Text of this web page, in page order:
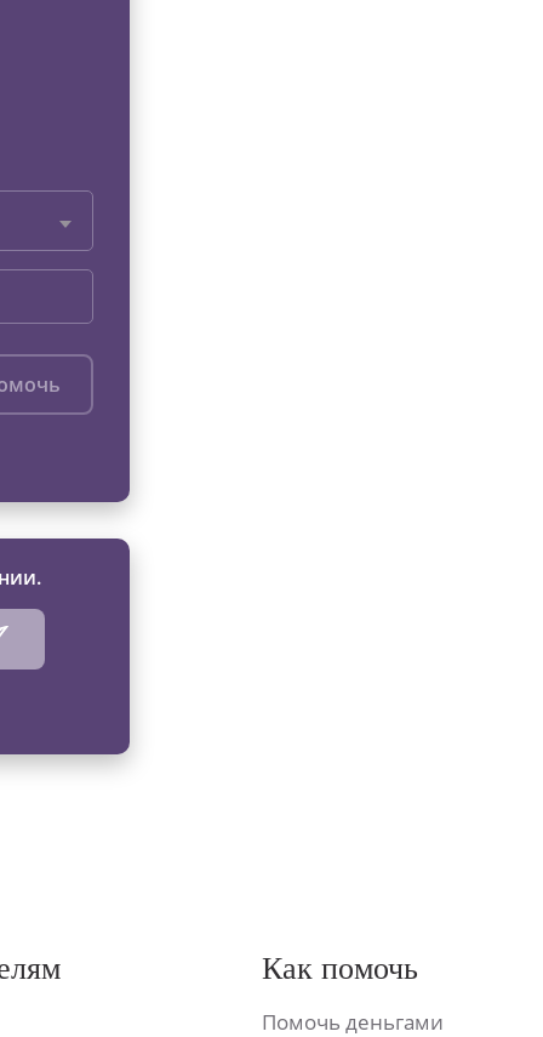
Как помочь
Помочь деньгами